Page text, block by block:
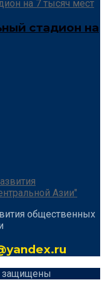
стадион на
общественных
защищены